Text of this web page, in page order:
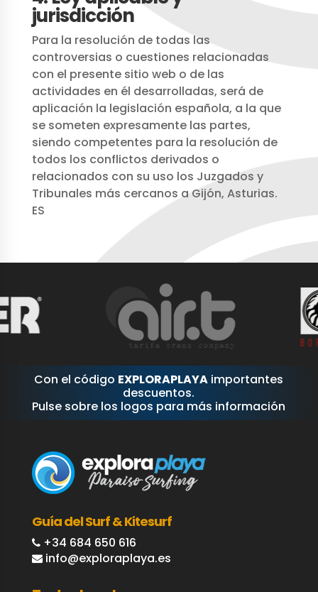
jurisdicción
Para la resolución de todas las
controversias o cuestiones relacionadas
con el presente sitio web o de las
actividades en él desarrolladas, será de
aplicación la legislación española, a la que
se someten expresamente las partes,
siendo competentes para la resolución de
todos los conflictos derivados o
relacionados con su uso los Juzgados y
Tribunales más cercanos a Gijón, Asturias.
ES
Con el código EXPLORAPLAYA importantes
descuentos.
Pulse sobre los logos para más información
Guía del Surf & Kitesurf
+34 684 650 616
info@exploraplaya.es